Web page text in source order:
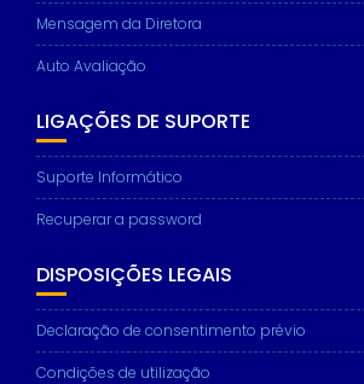
Mensagem da Diretora
Auto Avaliação
LIGAÇÕES DE SUPORTE
Suporte Informático
Recuperar a password
DISPOSIÇÕES LEGAIS
Declaração de consentimento prévio
Condições de utilização